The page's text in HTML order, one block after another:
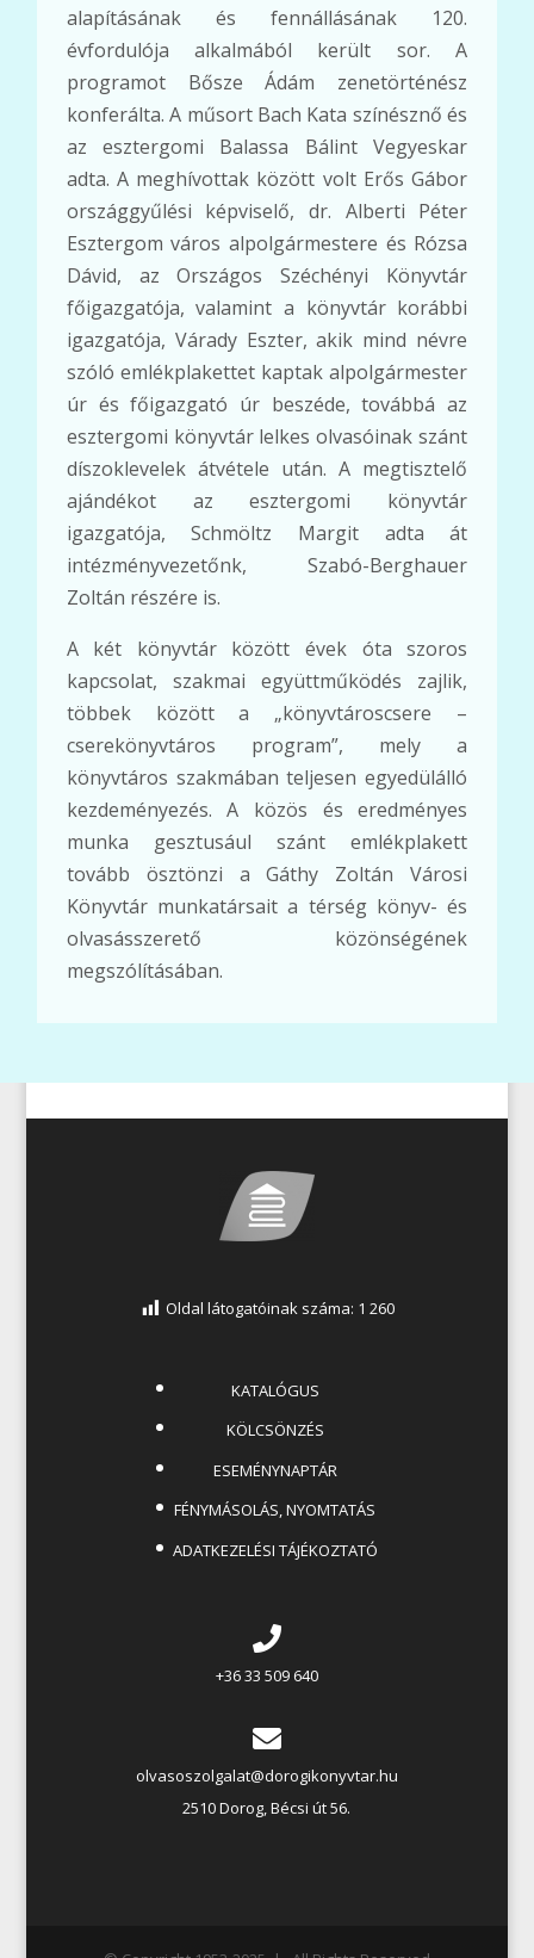
alapításának és fennállásának 120.
évfordulója alkalmából került sor. A
programot Bősze Ádám zenetörténész
konferálta. A műsort Bach Kata színésznő és
az esztergomi Balassa Bálint Vegyeskar
adta. A meghívottak között volt Erős Gábor
országgyűlési képviselő, dr. Alberti Péter
Esztergom város alpolgármestere és Rózsa
Dávid, az Országos Széchényi Könyvtár
főigazgatója, valamint a könyvtár korábbi
igazgatója, Várady Eszter, akik mind névre
szóló emlékplakettet kaptak alpolgármester
úr és főigazgató úr beszéde, továbbá az
esztergomi könyvtár lelkes olvasóinak szánt
díszoklevelek átvétele után. A megtisztelő
ajándékot az esztergomi könyvtár
igazgatója, Schmöltz Margit adta át
intézményvezetőnk, Szabó-Berghauer
Zoltán részére is.
A két könyvtár között évek óta szoros
kapcsolat, szakmai együttműködés zajlik,
többek között a „könyvtároscsere –
cserekönyvtáros program”, mely a
könyvtáros szakmában teljesen egyedülálló
kezdeményezés. A közös és eredményes
munka gesztusául szánt emlékplakett
tovább ösztönzi a Gáthy Zoltán Városi
Könyvtár munkatársait a térség könyv- és
olvasásszerető közönségének
megszólításában.
Oldal látogatóinak száma: 1 260
KATALÓGUS
KÖLCSÖNZÉS
ESEMÉNYNAPTÁR
FÉNYMÁSOLÁS, NYOMTATÁS
ADATKEZELÉSI TÁJÉKOZTATÓ
+36 33 509 640
olvasoszolgalat@dorogikonyvtar.hu
2510 Dorog, Bécsi út 56.